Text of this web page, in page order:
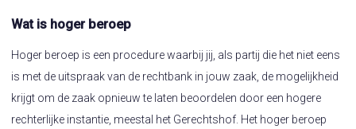
Wat is hoger beroep
Hoger beroep is een procedure waarbij jij, als partij die het niet eens
is met de uitspraak van de rechtbank in jouw zaak, de mogelijkheid
krijgt om de zaak opnieuw te laten beoordelen door een hogere
rechterlijke instantie, meestal het Gerechtshof. Het hoger beroep